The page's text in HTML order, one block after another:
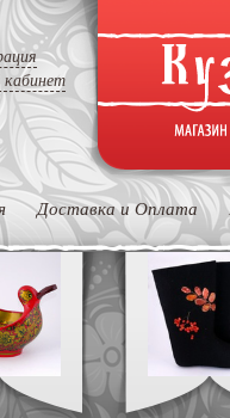
Доставка и Оплата